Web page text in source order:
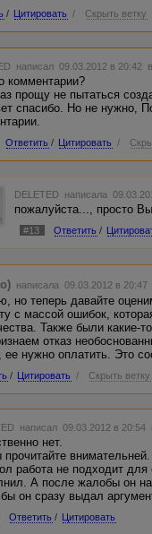
/ Цитировать / Скрыть ветку
написал 09.03.2012 в 20:42
комментарии?
прощу не пытаться
спасибо. Но не нужно,
Ответить / Цитировать /
DELETED написала
пожалуйста..., просто
#13 Ответить /
написала 09.03.2012 в
но теперь давайте
с массой ошибок,
Также были какие-
отказ
ее нужно оплатить. Это
/ Цитировать / Скрыть ветку
написал 09.03.2012 в 20:54
нет.
прочитайте
работа не подходит для
А после жалобы он
он сразу выдал
Ответить / Цитировать